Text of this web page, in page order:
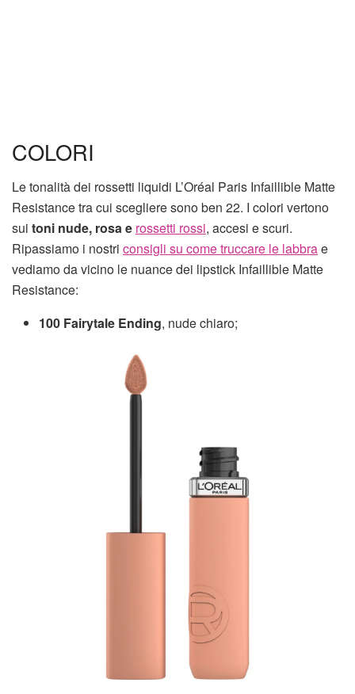
COLORI
Le tonalità dei rossetti liquidi L’Oréal Paris Infaillible Matte
Resistance tra cui scegliere sono ben 22. I colori vertono
sui toni nude, rosa e rossetti rossi, accesi e scuri.
Ripassiamo i nostri consigli su come truccare le labbrae
vediamo da vicino le nuance dei lipstick Infaillible Matte
Resistance:
100 Fairytale Ending, nude chiaro;